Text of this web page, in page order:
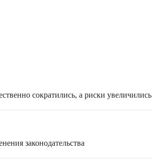
сократились, а риски увеличились
законодательства